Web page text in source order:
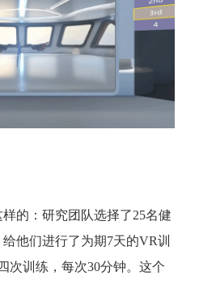
的：研究团队选择了25名健
他们进行了为期7天的VR训
次训练，每次30分钟。这个